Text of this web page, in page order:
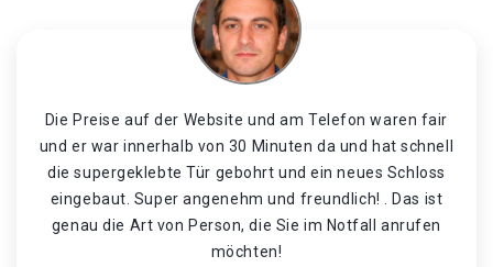
Die Preise auf der Website und am Telefon waren fair
und er war innerhalb von 30 Minuten da und hat schnell
die supergeklebte Tür gebohrt und ein neues Schloss
eingebaut. Super angenehm und freundlich! . Das ist
genau die Art von Person, die Sie im Notfall anrufen
möchten!